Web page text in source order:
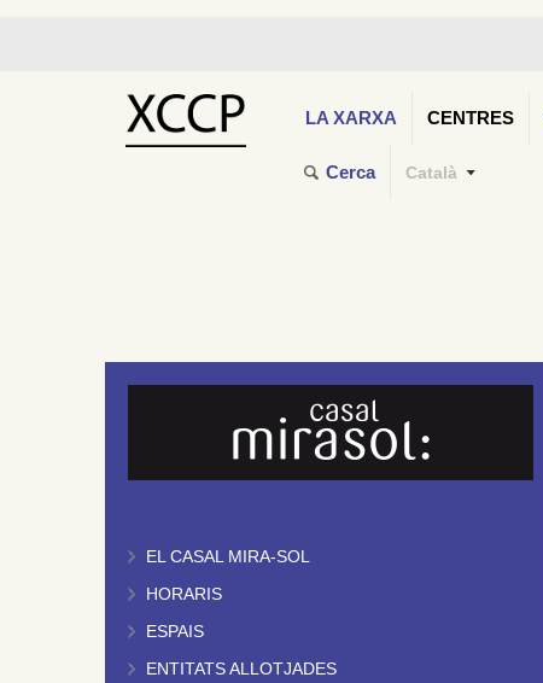
LA XARXA CENTRES
Cerca Català
EL CASAL MIRA-SOL
HORARIS
ESPAIS
ENTITATS ALLOTJADES